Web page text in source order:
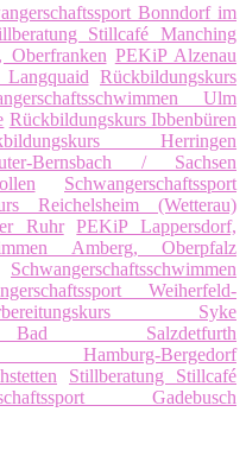
Bonndorf im
Stillcafé Manching
Oberfranken PEKiP Alzenau
Langquaid Rückbildungskurs
Ulm
Rückbildungskurs Ibbenbüren
Herringen
Bernsbach / Sachsen
Schwangerschaftssport
Reichelsheim (Wetterau)
Ruhr
PEKiP Lappersdorf,
Amberg, Oberpfalz
Schwangerschaftsschwimmen
Weiherfeld-
Syke
Bad Salzdetfurth
Hamburg-Bergedorf
Stillberatung Stillcafé
Gadebusch